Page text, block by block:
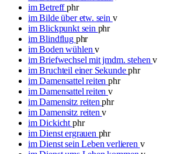
im Betreffphr
im Bilde über etw. sein v
im Blickpunkt sein phr
im Blindflug phr
im Boden wühlenv
im Briefwechsel mit jmdm. stehenv
im Bruchteil einer Sekundephr
im Damensattel reitenphr
im Damensattel reitenv
im Damensitz reitenphr
im Damensitz reitenv
im Dickicht phr
im Dienst ergrauen phr
im Dienst sein Leben verlieren v